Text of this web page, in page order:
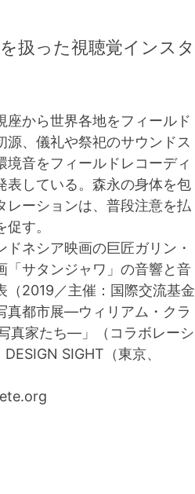
扱った視聴覚インスタ
座から世界各地をフィールド
源、儀礼や祭祀のサウンドス
境音をフィールドレコーディ
表している。森永の身体を包
レーションは、普段注意を払
す。
ネシア映画の巨匠ガリン・
「サタンジャワ」の音響と音
（2019／主催：国際交流基金
真都市展―ウィリアム・クラ
真家たち―」（コラボレーシ
SIGHT（東京、